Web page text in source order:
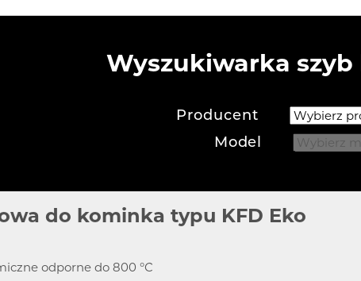
Wyszukiwarka
Producent
Model
do kominka typu KFD Eko
odporne do 800 °C